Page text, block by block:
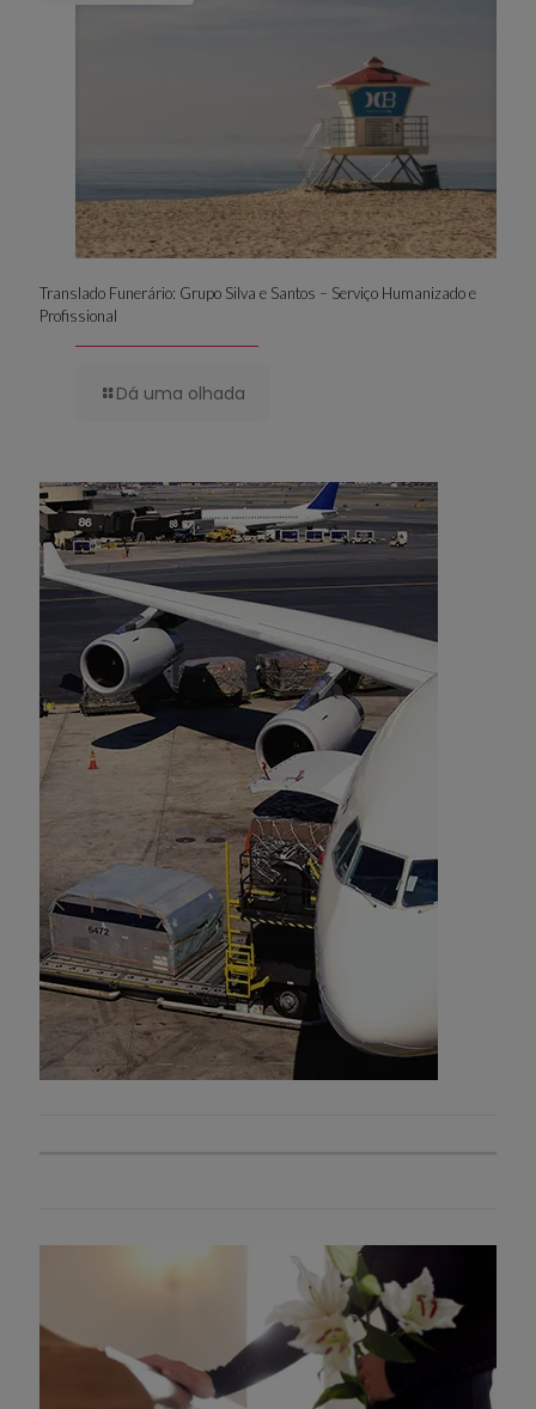
Translado Funerário: Grupo Silva e Santos – Serviço Humanizado e
Profissional
Dá uma olhada